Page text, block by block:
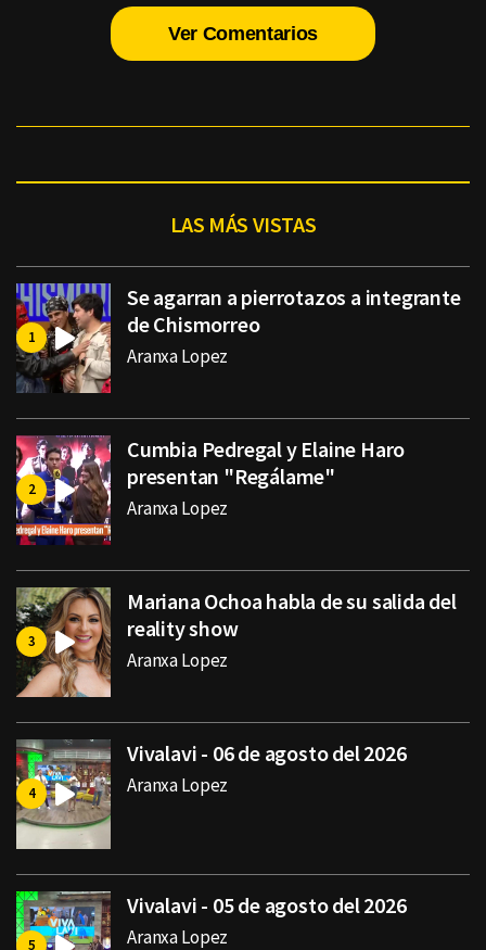
Ver Comentarios
LAS MÁS VISTAS
Se agarran a pierrotazos a integrante
de Chismorreo
Aranxa Lopez
Cumbia Pedregal y Elaine Haro
presentan "Regálame"
Aranxa Lopez
Mariana Ochoa habla de su salida del
reality show
Aranxa Lopez
Vivalavi - 06 de agosto del 2026
Aranxa Lopez
Vivalavi - 05 de agosto del 2026
Aranxa Lopez